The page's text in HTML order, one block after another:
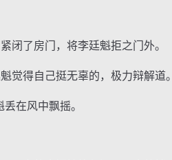
了房门，将李廷魁拒之门外。
得自己挺无辜的，极力辩解道。
在风中飘摇。